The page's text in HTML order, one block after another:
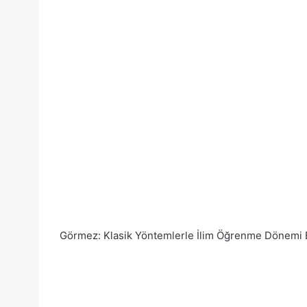
Görmez: Klasik Yöntemlerle İlim Öğrenme Dönemi